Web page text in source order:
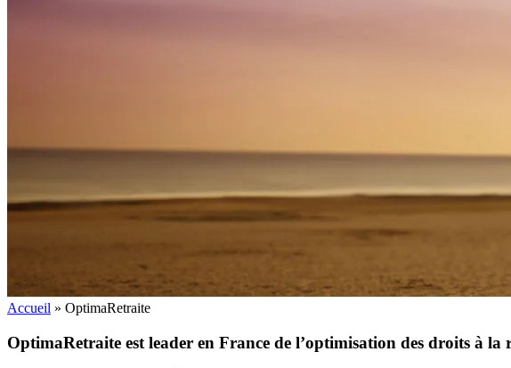
Accueil » OptimaRetraite
OptimaRetraite est leader en France de l’optimisation des droits à